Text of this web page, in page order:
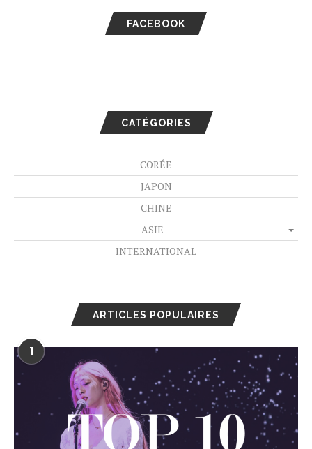
FACEBOOK
CATÉGORIES
CORÉE
JAPON
CHINE
ASIE
INTERNATIONAL
ARTICLES POPULAIRES
1